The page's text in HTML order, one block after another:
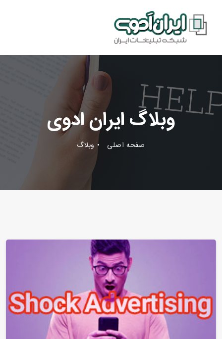
وبلاگ ایران ادوی
صفحه اصلی وبلاگ